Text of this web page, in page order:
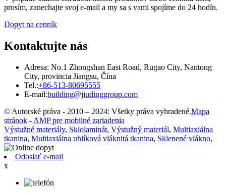
prosím, zanechajte svoj e-mail a my sa s vami spojíme do 24 hodín.
Dopyt na cenník
Kontaktujte nás
Adresa: No.1 Zhongshan East Road, Rugao City, Nantong
City, provincia Jiangsu, Čína
Tel.:+86-513-80695555
E-mail:building@jiudinggroup.com
© Autorské práva - 2010 – 2024: Všetky práva vyhradené.Mapa
stránok - AMP pre mobilné zariadenia
Výstužné materiály, Sklolaminát, Výstužný materiál, Multiaxiálna
tkanina, Multiaxiálna uhlíková vláknitá tkanina, Sklenené vlákno,
Odoslať e-mail
x